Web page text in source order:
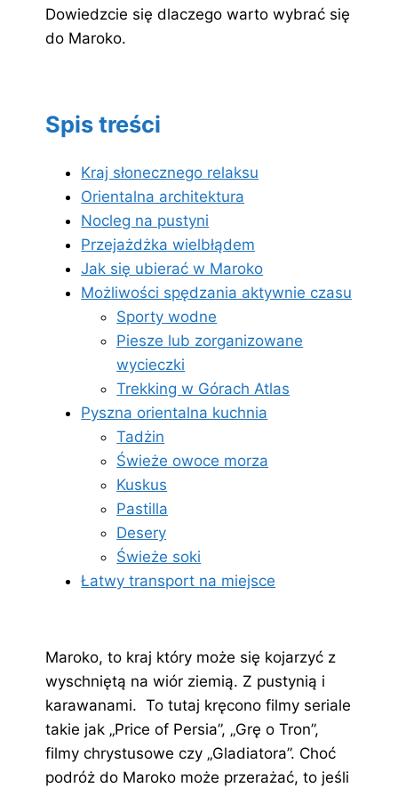
Dowiedzcie się dlaczego warto wybrać się
do Maroko.
Spis treści
Kraj słonecznego relaksu
Orientalna architektura
Nocleg na pustyni
Przejażdżka wielbłądem
Jak się ubierać w Maroko
Możliwości spędzania aktywnie czasu
Sporty wodne
Piesze lub zorganizowane
wycieczki
Trekking w Górach Atlas
Pyszna orientalna kuchnia
Tadżin
Świeże owoce morza
Kuskus
Pastilla
Desery
Świeże soki
Łatwy transport na miejsce
Maroko, to kraj który może się kojarzyć z
wyschniętą na wiór ziemią. Z pustynią i
karawanami. To tutaj kręcono filmy seriale
takie jak „Price of Persia”, „Grę o Tron”,
filmy chrystusowe czy „Gladiatora”. Choć
podróż do Maroko może przerażać, to jeśli